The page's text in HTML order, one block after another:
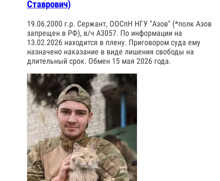
Ставрович)
19.06.2000 г.р. Сержант, ООСпН НГУ "Азов" (*полк Азов
запрещен в РФ), в/ч А3057. По информации на
13.02.2026 находится в плену. Приговором суда ему
назначено наказание в виде лишения свободы на
длительный срок. Обмен 15 мая 2026 года.